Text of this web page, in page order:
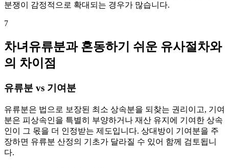
분쟁이 감정적으로 확대되는 경우가 많습니다.
7
차녀유류분과 혼동하기 쉬운 유사절차와
의 차이점
유류분 vs 기여분
유류분은 법으로 보장된 최소 상속분을 되찾는 권리이고, 기여
분은 피상속인을 특별히 부양하거나 재산 유지에 기여한 상속
인이 그 몫을 더 인정받는 제도입니다. 상대방이 기여분을 주
장하면 유류분 산정의 기초가 달라질 수 있어 함께 검토됩니
다.